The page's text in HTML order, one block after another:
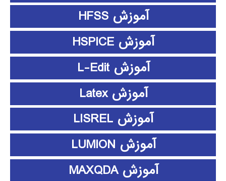
آموزش HFSS
آموزش HSPICE
آموزش L-Edit
آموزش Latex
آموزش LISREL
آموزش LUMION
آموزش MAXQDA